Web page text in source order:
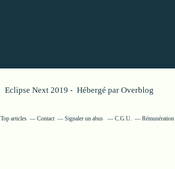
Eclipse Next 2019 - Hébergé par Overblog
Top articles Contact Signaler un abus C.G.U.